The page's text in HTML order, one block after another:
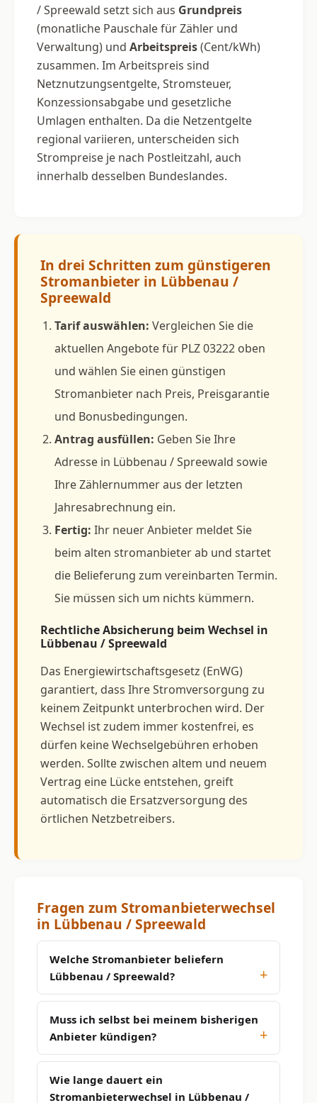
/ Spreewald setzt sich aus Grundpreis
(monatliche Pauschale für Zähler und
Verwaltung) und Arbeitspreis(Cent/kWh)
zusammen. Im Arbeitspreis sind
Netznutzungsentgelte, Stromsteuer,
Konzessionsabgabe und gesetzliche
Umlagen enthalten. Da die Netzentgelte
regional variieren, unterscheiden sich
Strompreise je nach Postleitzahl, auch
innerhalb desselben Bundeslandes.
In drei Schritten zum günstigeren
Stromanbieter in Lübbenau /
Spreewald
Tarif auswählen: Vergleichen Sie die
aktuellen Angebote für PLZ 03222 oben
und wählen Sie einen günstigen
Stromanbieter nach Preis, Preisgarantie
und Bonusbedingungen.
Antrag ausfüllen: Geben Sie Ihre
Adresse in Lübbenau / Spreewald sowie
Ihre Zählernummer aus der letzten
Jahresabrechnung ein.
Fertig: Ihr neuer Anbieter meldet Sie
beim alten stromanbieter ab und startet
die Belieferung zum vereinbarten Termin.
Sie müssen sich um nichts kümmern.
Rechtliche Absicherung beim Wechsel in
Lübbenau / Spreewald
Das Energiewirtschaftsgesetz (EnWG)
garantiert, dass Ihre Stromversorgung zu
keinem Zeitpunkt unterbrochen wird. Der
Wechsel ist zudem immer kostenfrei, es
dürfen keine Wechselgebühren erhoben
werden. Sollte zwischen altem und neuem
Vertrag eine Lücke entstehen, greift
automatisch die Ersatzversorgung des
örtlichen Netzbetreibers.
Fragen zum Stromanbieterwechsel
in Lübbenau / Spreewald
Welche Stromanbieter beliefern
Lübbenau / Spreewald?
Muss ich selbst bei meinem bisherigen
Anbieter kündigen?
Wie lange dauert ein
Stromanbieterwechsel in Lübbenau /